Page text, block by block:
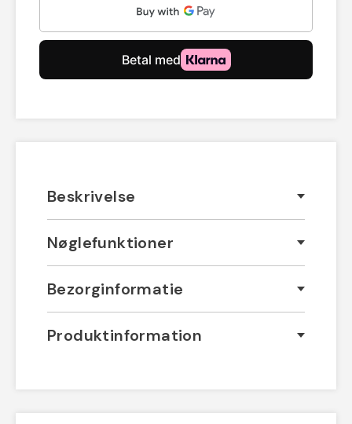
Beskrivelse
Nøglefunktioner
Bezorginformatie
Produktinformation